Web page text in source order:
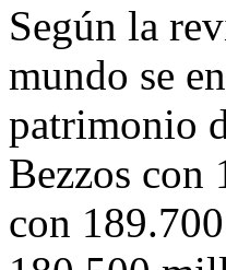
Según la
mundo se
patrimonio
Bezzos con
con